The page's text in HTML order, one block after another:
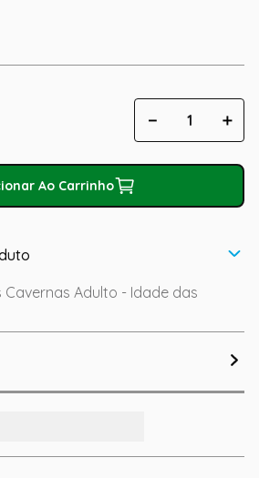
＋
－
Ao Carrinho
Cavernas Adulto - Idade das